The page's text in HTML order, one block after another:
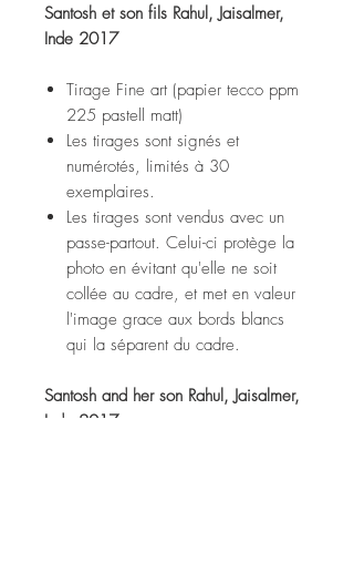
Santosh et son fils Rahul, Jaisalmer,
Inde 2017
Tirage Fine art (papier tecco ppm
225 pastell matt)
Les tirages sont signés et
numérotés, limités à 30
exemplaires.
Les tirages sont vendus avec un
passe-partout. Celui-ci protège la
photo en évitant qu'elle ne soit
collée au cadre, et met en valeur
l'image grace aux bords blancs
qui la séparent du cadre.
Santosh and her son Rahul, Jaisalmer,
Inde 2017